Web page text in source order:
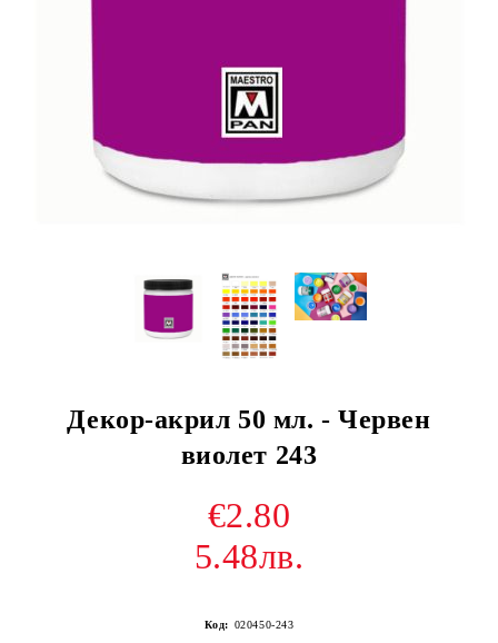
Декор-акрил 50 мл. - Червен
виолет 243
€2.80
5.48лв.
Код: 020450-243